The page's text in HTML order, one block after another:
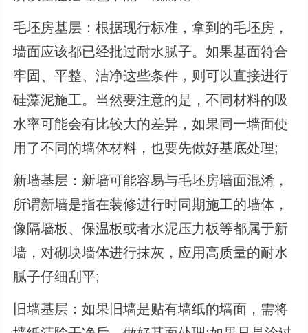
毛坯房基层：根据现行标准，拿到的毛坯房，
墙面应该都已经批过耐水腻子。如果基面符合
牢固、平整、洁净这些条件，则可以直接进行
硅藻泥施工。当然要注意的是，不同材料的吸
水率可能会有比较大的差异，如果同一墙面使
用了不同的墙体材料，也要先做好基底处理;
新墙基层：新墙可能容易与毛坯房墙面混淆，
所谓新墙是指在装修进行时同期施工的墙体，
像隔墙板、保温板或者水泥压力板等都属于新
墙，对砌块墙体进行抹灰，应用高质量的耐水
腻子仔细刮平;
旧墙基层：如果旧墙是贴有墙纸的墙面，需将